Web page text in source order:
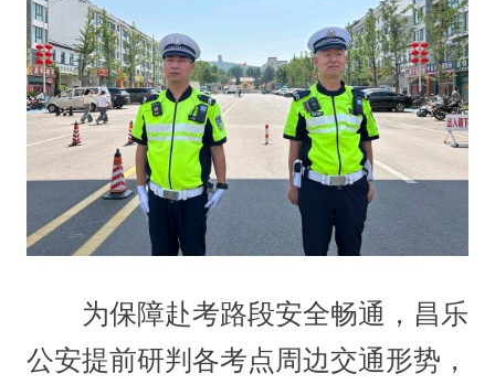
为保障赴考路段安全畅通，昌乐
公安提前研判各考点周边交通形势，